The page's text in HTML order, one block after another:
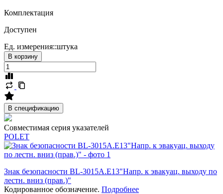
Комплектация
Доступен
Ед. измерения::штука
В корзину
В спецификацию
Совместимая серия указателей
POLET
Знак безопасности BL-3015A.E13"Напр. к эвакуац. выходу по
лестн. вниз (прав.)"
Кодированное обозначение. Подробнее